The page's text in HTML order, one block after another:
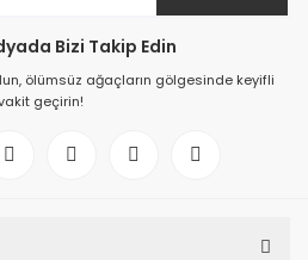
Bizi Takip Edin
ölümsüz ağaçların gölgesinde keyifli
geçirin!